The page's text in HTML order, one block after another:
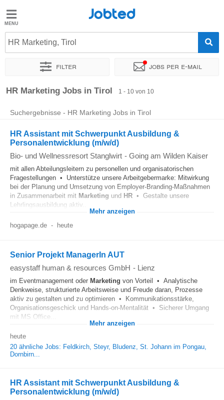
Jobted
Jobs
Jobted
HR Marketing, Tirol
Filter Jobs per e-mail
Sortieren nach Unternehmen Personaldienstleister
HR Marketing Jobs in Tirol 1 - 10 von 10
Suchergebnisse - HR Marketing Jobs in Tirol
HR Assistant mit Schwerpunkt Ausbildung &
Personalentwicklung (m/w/d)
Bio- und Wellnessresort Stanglwirt - Going am Wilden Kaiser
mit allen Abteilungsleitern zu personellen und organisatorischen
Fragestellungen • Unterstütze unsere Arbeitgebermarke: Mitwirkung
bei der Planung und Umsetzung von Employer-Branding-Maßnahmen
in Zusammenarbeit mit Marketing und HR • Gestalte unsere
Lehrlingsausbildung aktiv...
Mehr anzeigen
hogapage.de - heute
Senior Projekt ManagerIn AUT
easystaff human & resources GmbH - Lienz
im Eventmanagement oder Marketing von Vorteil • Analytische
Denkweise, strukturierte Arbeitsweise und Freude daran, Prozesse
aktiv zu gestalten und zu optimieren • Kommunikationsstärke,
Organisationsgeschick und Hands-on-Mentalität • Sicherer Umgang
mit MS Office...
Mehr anzeigen
heute
20 ähnliche Jobs: Feldkirch, Steyr, Bludenz, St. Johann im Pongau,
Dornbirn...
HR Assistant mit Schwerpunkt Ausbildung &
Personalentwicklung (m/w/d)